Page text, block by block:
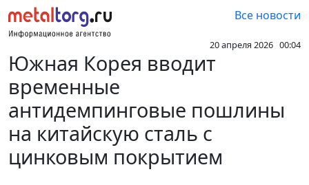
Все новости
20 апреля 2026 00:04
Южная Корея вводит
временные
антидемпинговые пошлины
на китайскую сталь с
цинковым покрытием